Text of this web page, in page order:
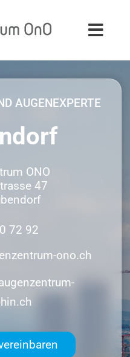
AUGENEXPERTE
ONO
47
72 92
ono.ch